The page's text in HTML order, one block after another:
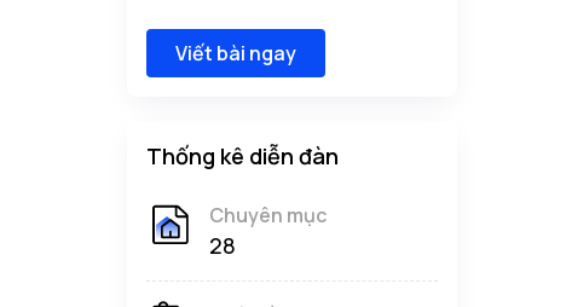
Viết bài ngay
Thống kê diễn đàn
Chuyên mục
28